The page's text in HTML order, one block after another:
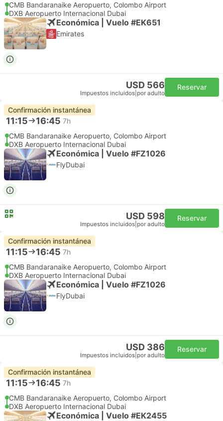
CMB Bandaranaike Aeropuerto, Colombo Airport
DXB Aeropuerto Internacional Dubai
Económica | Vuelo #EK651
Emirates
USD 566
Impuestos incluidos por adulto
Reservar
Confirmación instantánea
11:15 16:45 7h
CMB Bandaranaike Aeropuerto, Colombo Airport
DXB Aeropuerto Internacional Dubai
Económica | Vuelo #FZ1026
FlyDubai
USD 598
Impuestos incluidos por adulto
Reservar
Confirmación instantánea
11:15 16:45 7h
CMB Bandaranaike Aeropuerto, Colombo Airport
DXB Aeropuerto Internacional Dubai
Económica | Vuelo #FZ1026
FlyDubai
USD 386
Impuestos incluidos por adulto
Reservar
Confirmación instantánea
11:15 16:45 7h
CMB Bandaranaike Aeropuerto, Colombo Airport
DXB Aeropuerto Internacional Dubai
Económica | Vuelo #EK2455